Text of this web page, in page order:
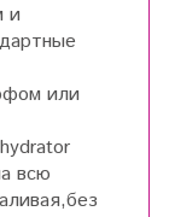
и
или
всю